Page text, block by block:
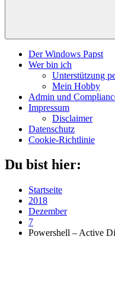
Der Windows Papst
Wer bin ich
Unterstützung
Mein Hobby
Admin und
Impressum
Disclaimer
Datenschutz
Cookie-Richtlinie
Du bist hier:
Startseite
2018
Dezember
7
Powershell – Active